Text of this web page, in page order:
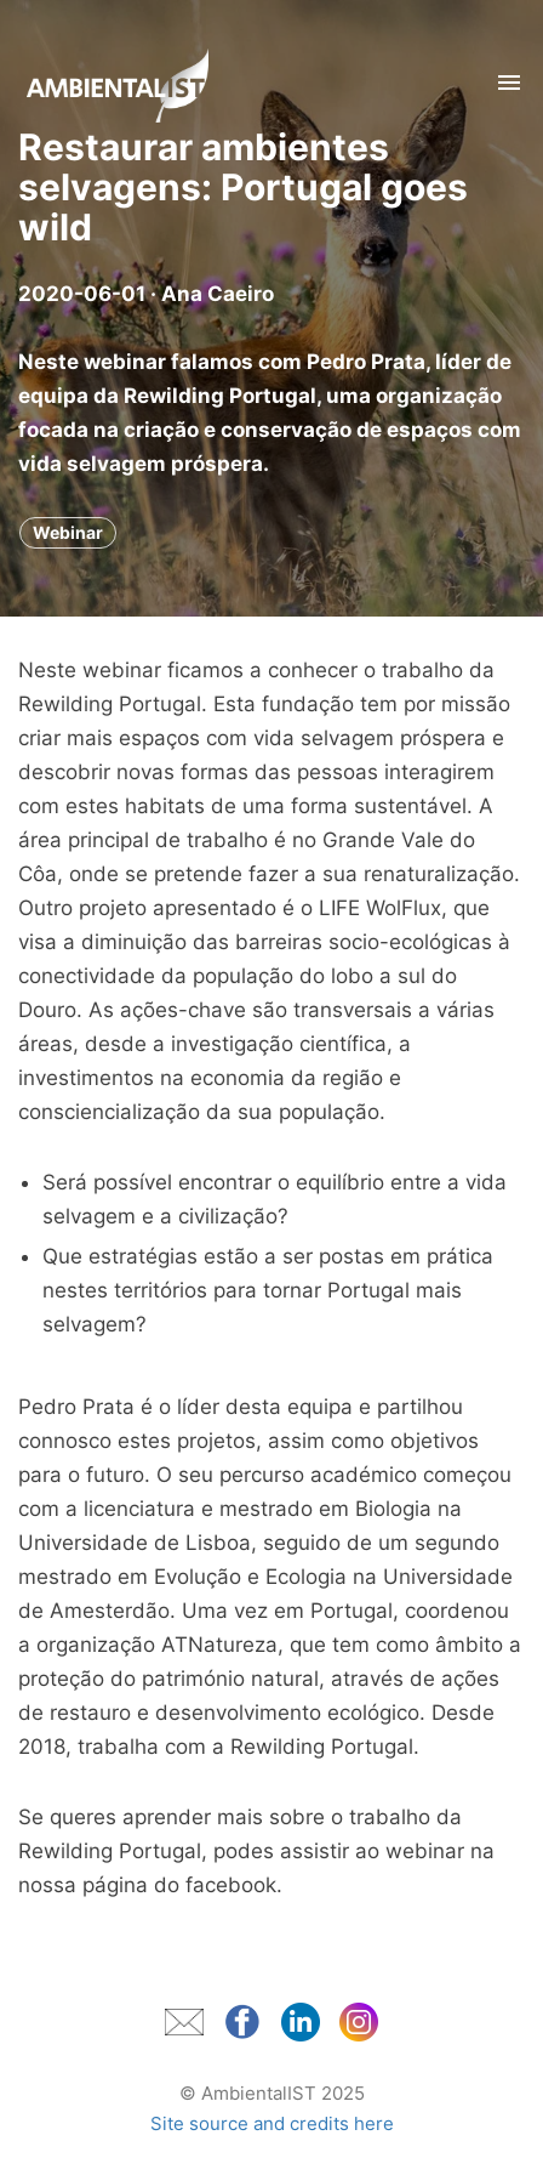
Restaurar ambientes
selvagens: Portugal goes
wild
2020-06-01 · Ana Caeiro
Neste webinar falamos com Pedro Prata, líder de
equipa da Rewilding Portugal, uma organização
focada na criação e conservação de espaços com
vida selvagem próspera.
Webinar
Neste webinar ficamos a conhecer o trabalho da
Rewilding Portugal. Esta fundação tem por missão
criar mais espaços com vida selvagem próspera e
descobrir novas formas das pessoas interagirem
com estes habitats de uma forma sustentável. A
área principal de trabalho é no Grande Vale do
Côa, onde se pretende fazer a sua renaturalização.
Outro projeto apresentado é o LIFE WolFlux, que
visa a diminuição das barreiras socio-ecológicas à
conectividade da população do lobo a sul do
Douro. As ações-chave são transversais a várias
áreas, desde a investigação científica, a
investimentos na economia da região e
consciencialização da sua população.
Será possível encontrar o equilíbrio entre a vida
selvagem e a civilização?
Que estratégias estão a ser postas em prática
nestes territórios para tornar Portugal mais
selvagem?
Pedro Prata é o líder desta equipa e partilhou
connosco estes projetos, assim como objetivos
para o futuro. O seu percurso académico começou
com a licenciatura e mestrado em Biologia na
Universidade de Lisboa, seguido de um segundo
mestrado em Evolução e Ecologia na Universidade
de Amesterdão. Uma vez em Portugal, coordenou
a organização ATNatureza, que tem como âmbito a
proteção do património natural, através de ações
de restauro e desenvolvimento ecológico. Desde
2018, trabalha com a Rewilding Portugal.
Se queres aprender mais sobre o trabalho da
Rewilding Portugal, podes assistir ao webinar na
nossa página do facebook.
© AmbientalIST 2025
Site source and credits here